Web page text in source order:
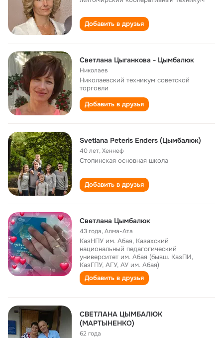
Добавить в друзья
Светлана Цыганкова - Цымбалюк
Николаев
Николаевский техникум советской
торговли
Добавить в друзья
Svetlana Peteris Enders (Цымбалюк)
40 лет,Хеннеф
Стопинская основная школа
Добавить в друзья
Светлана Цымбалюк
43 года,Алма-Ата
КазНПУ им. Абая, Казахский
национальный педагогический
университет им. Абая (бывш. КазПИ,
КазГПУ, АГУ, АУ им. Абая)
Добавить в друзья
CВЕТЛАНА ЦЫМБАЛЮК
(МАРТЫНЕНКО)
62 года